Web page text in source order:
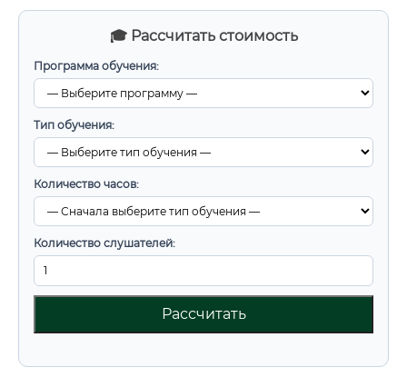
🎓 Рассчитать стоимость
Программа обучения:
Тип обучения:
Количество часов:
Количество слушателей:
Рассчитать